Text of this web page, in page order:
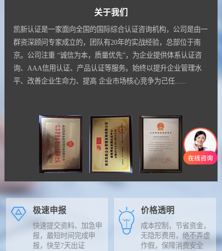
关于我们
凯新认证是一家面向全国的国际综合认证咨询机构，公司是由一
群资深顾问专家成立的，团队有20年的实战经验，总部位于南
京。公司注重 “诚信为本，质量优先”，为企业提供体系认证咨
询、AAA信用认证、产品认证等服务。始终以提升企业管理水
平、改善企业生命力、提高 企业市场核心竞争为己任......
极速申报
快速提交资料、加急申
报，最短时间完成申
报，快至7天出证
价格透明
成本控制，节省资金，
无隐形费用，绝不弄虚
作假，保障消费安全